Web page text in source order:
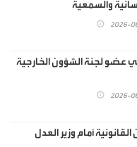
والسمعية
2026-
عضو لجنة الشؤون الخارجية
2026-